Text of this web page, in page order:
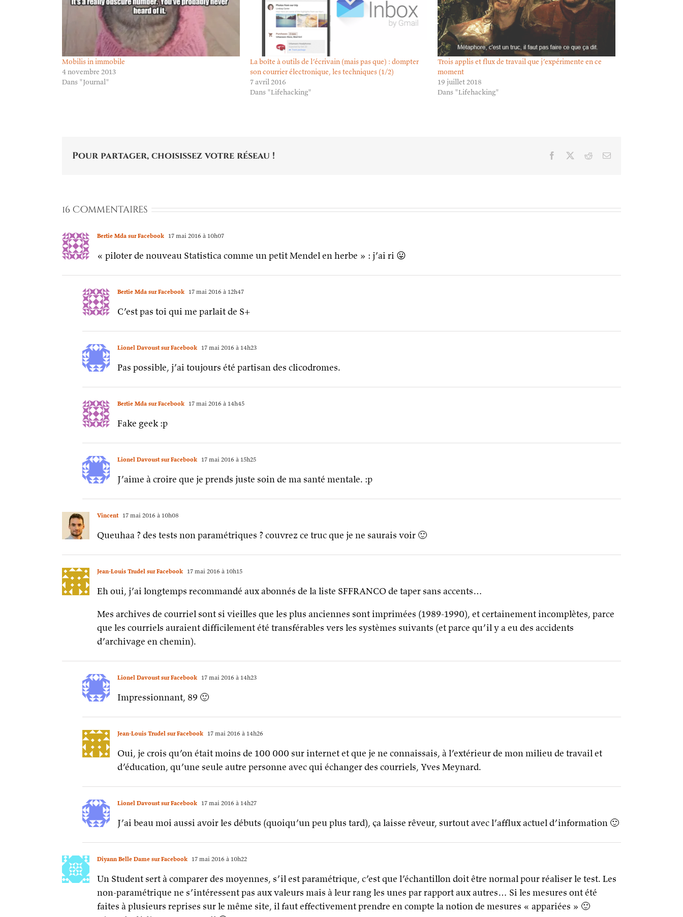
Mobilis in immobile
4 novembre 2013
Dans "Journal"
La boîte à outils de l’écrivain (mais pas que) : dompter
son courrier électronique, les techniques (1/2)
7 avril 2016
Dans "Lifehacking"
Trois applis et flux de travail que j’expérimente en ce
moment
19 juillet 2018
Dans "Lifehacking"
Pour partager, choisissez votre réseau ! Facebook RedditEmail
16 Commentaires
Bertie Mda sur Facebook 17 mai 2016 à 10h07
« piloter de nouveau Statistica comme un petit Mendel en herbe » : j’ai ri 😛
Bertie Mda sur Facebook 17 mai 2016 à 12h47
C’est pas toi qui me parlait de S+
Lionel Davoust sur Facebook 17 mai 2016 à 14h23
Pas possible, j’ai toujours été partisan des clicodromes.
Bertie Mda sur Facebook 17 mai 2016 à 14h45
Fake geek :p
Lionel Davoust sur Facebook 17 mai 2016 à 15h25
J’aime à croire que je prends juste soin de ma santé mentale. :p
Vincent 17 mai 2016 à 10h08
Queuhaa ? des tests non paramétriques ? couvrez ce truc que je ne saurais voir 🙂
Jean-Louis Trudel sur Facebook 17 mai 2016 à 10h15
Eh oui, j’ai longtemps recommandé aux abonnés de la liste SFFRANCO de taper sans accents…
Mes archives de courriel sont si vieilles que les plus anciennes sont imprimées (1989-1990), et certainement incomplètes, parce
que les courriels auraient difficilement été transférables vers les systèmes suivants (et parce qu’il y a eu des accidents
d’archivage en chemin).
Lionel Davoust sur Facebook 17 mai 2016 à 14h23
Impressionnant, 89 🙂
Jean-Louis Trudel sur Facebook 17 mai 2016 à 14h26
Oui, je crois qu’on était moins de 100 000 sur internet et que je ne connaissais, à l’extérieur de mon milieu de travail et
d’éducation, qu’une seule autre personne avec qui échanger des courriels, Yves Meynard.
Lionel Davoust sur Facebook 17 mai 2016 à 14h27
J’ai beau moi aussi avoir les débuts (quoiqu’un peu plus tard), ça laisse rêveur, surtout avec l’afflux actuel d’information 🙂
Diyann Belle Dame sur Facebook 17 mai 2016 à 10h22
Un Student sert à comparer des moyennes, s’il est paramétrique, c’est que l’échantillon doit être normal pour réaliser le test. Les
non-paramétrique ne s’intéressent pas aux valeurs mais à leur rang les unes par rapport aux autres… Si les mesures ont été
faites à plusieurs reprises sur le même site, il faut effectivement prendre en compte la notion de mesures « appariées » 🙂